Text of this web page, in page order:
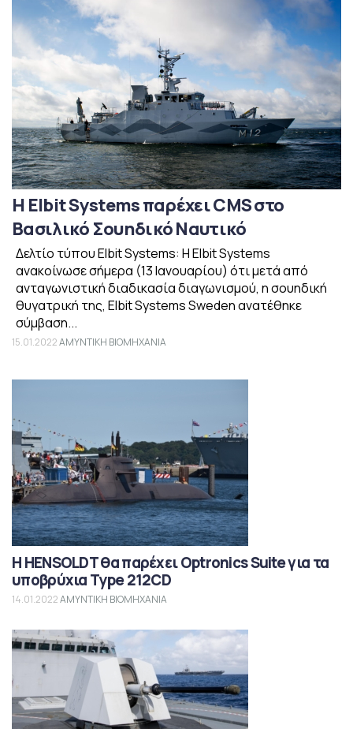
Η Elbit Systems παρέχει CMS στο
Βασιλικό Σουηδικό Ναυτικό
Δελτίο τύπου Elbit Systems: Η Elbit Systems
ανακοίνωσε σήμερα (13 Ιανουαρίου) ότι μετά από
ανταγωνιστική διαδικασία διαγωνισμού, η σουηδική
θυγατρική της, Elbit Systems Sweden ανατέθηκε
σύμβαση...
15.01.2022ΑΜΥΝΤΙΚΗ ΒΙΟΜΗΧΑΝΙΑ
Η HENSOLDT θα παρέχει Optronics Suite για τα
υποβρύχια Type 212CD
14.01.2022ΑΜΥΝΤΙΚΗ ΒΙΟΜΗΧΑΝΙΑ